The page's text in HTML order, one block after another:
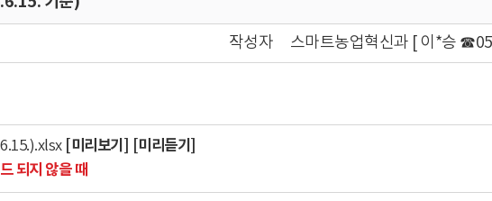
작성자 스마트농업혁신과 [ 이*승
[미리보기]
[미리듣기]
되지 않을 때